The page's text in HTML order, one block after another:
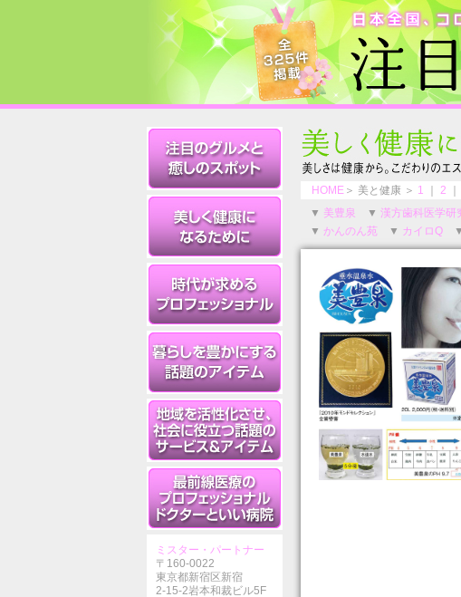
ミスター・パートナー
〒160-0022
東京都新宿区新宿
2-15-2岩本和裁ビル5F
HOME ＞ 美と健康 ＞ 1 2
▼ 美豊泉 ▼ 漢方歯科医学研
▼ かんのん苑 ▼ カイロQ ▼